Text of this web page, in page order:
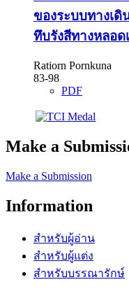
ของระบบทางเ
ทึบรังสีทางหลอ
Ratiorn Pornkuna
83-98
PDF
Make a
Make a Submission
Information
สำหรับผู้อ่าน
สำหรับผู้แต่ง
สำหรับบรรณารักษ์